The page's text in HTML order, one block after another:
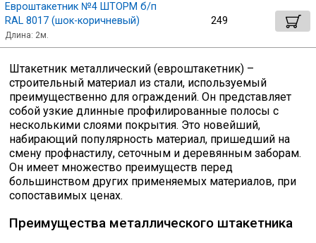
Проволока
Остальное
Нержавейка
Алюминиевый прокат
Евроштакетник №4 ШТОРМ б/п
RAL 8017 (шок-коричневый)
Длина: 2м.
249
Штакетник металлический (евроштакетник) –
строительный материал из стали, используемый
преимущественно для ограждений. Он представляет
собой узкие длинные профилированные полосы с
несколькими слоями покрытия. Это новейший,
набирающий популярность материал, пришедший на
смену профнастилу, сеточным и деревянным заборам.
Он имеет множество преимуществ перед
большинством других применяемых материалов, при
сопоставимых ценах.
Преимущества металлического штакетника